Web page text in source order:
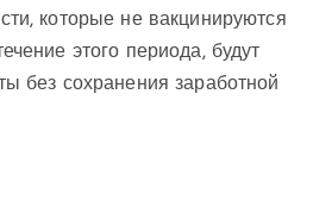
которые не вакцинируются
этого периода, будут
без сохранения заработной